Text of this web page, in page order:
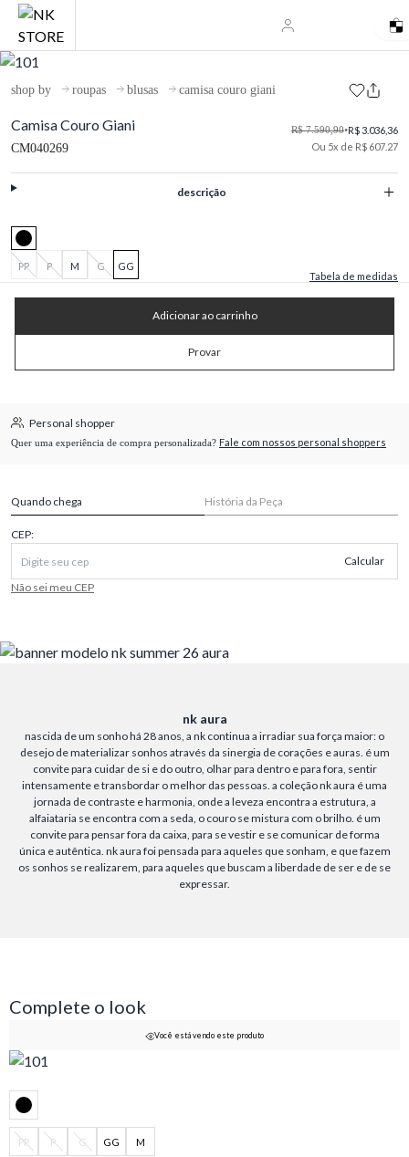
shop by roupas blusas camisa couro giani
Camisa Couro Giani
CM040269
R$ 7.590,90•R$ 3.036,36
Ou 5x de R$ 607.27
descrição
PP P M G
GG
Tabela de medidas
Adicionar ao carrinho
Provar
Personal shopper
Quer uma experiência de compra personalizada? Fale com nossos personal shoppers
Quando chega História da Peça
CEP:
Calcular
Não sei meu CEP
nk aura
nascida de um sonho há 28 anos, a nk continua a irradiar sua força maior: o
desejo de materializar sonhos através da sinergia de corações e auras. é um
convite para cuidar de si e do outro, olhar para dentro e para fora, sentir
intensamente e transbordar o melhor das pessoas. a coleção nk aura é uma
jornada de contraste e harmonia, onde a leveza encontra a estrutura, a
alfaiataria se encontra com a seda, o couro se mistura com o brilho. é um
convite para pensar fora da caixa, para se vestir e se comunicar de forma
única e autêntica. nk aura foi pensada para aqueles que sonham, e que fazem
os sonhos se realizarem, para aqueles que buscam a liberdade de ser e de se
expressar.
Complete o look
Você está vendo este produto
PP P G GG M